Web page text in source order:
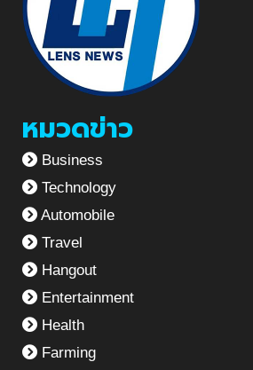
หมวดข่าว
Business
Technology
Automobile
Travel
Hangout
Entertainment
Health
Farming